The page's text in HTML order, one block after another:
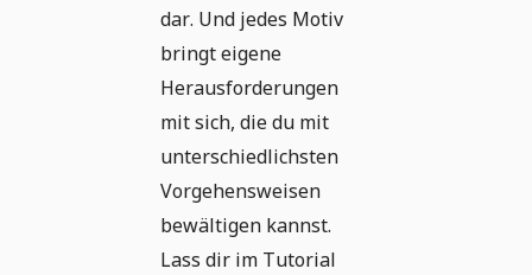
dar. Und jedes Motiv
bringt eigene
Herausforderungen
mit sich, die du mit
unterschiedlichsten
Vorgehensweisen
bewältigen kannst.
Lass dir im Tutorial